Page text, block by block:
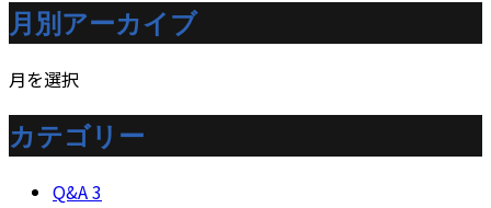
月別アーカイブ
月を選択
カテゴリー
Q&A3